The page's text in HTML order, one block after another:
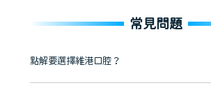
常見問題
點解要選擇維港口腔？
維港口腔踐行「醫道濟世」的大學校訓，各分院匯